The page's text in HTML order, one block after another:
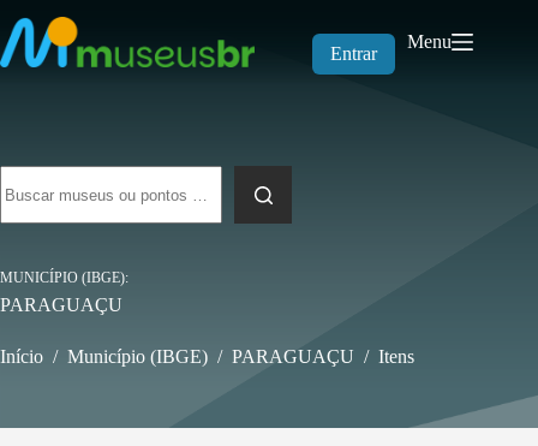
para
o
conteúdo
Entrar
Menu
resultados
MUNICÍPIO (IBGE)
PARAGUAÇU
Início / Município (IBGE) / PARAGUAÇU / Itens